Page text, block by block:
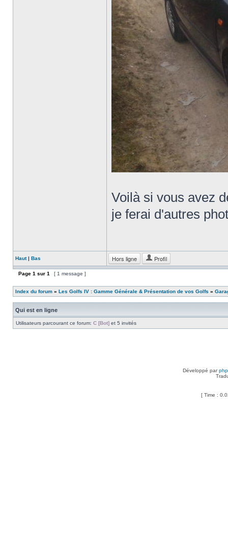
Voilà si vous avez
je ferai d'autres
Haut| Bas Hors ligne Profil
Page 1 sur 1 [ 1 message ]
Index du forum » Les Golfs IV : Gamme Générale & Présentation de vos Golfs »
Qui est en ligne
Utilisateurs parcourant ce forum: C [Bot] et 5 invités
Développé par
[ Time :